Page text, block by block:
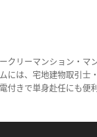
クリーマンション・マ
には、宅地建物取引士
付きで単身赴任にも便利